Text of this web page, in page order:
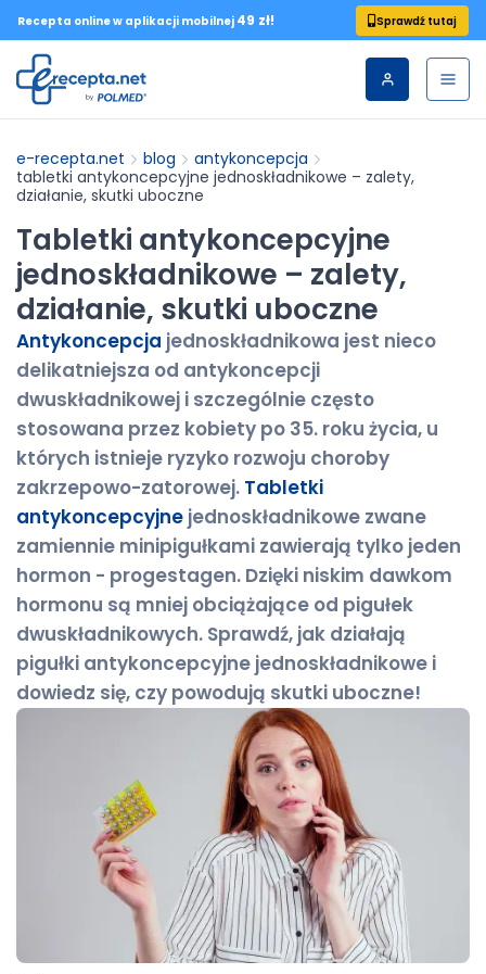
Recepta online w aplikacji mobilnej 49 zł! Sprawdź tutaj
e-recepta.net blog
antykoncepcja
tabletki antykoncepcyjne jednoskładnikowe – zalety,
działanie, skutki uboczne
Tabletki antykoncepcyjne
jednoskładnikowe – zalety,
działanie, skutki uboczne
Antykoncepcja jednoskładnikowa jest nieco
delikatniejsza od antykoncepcji
dwuskładnikowej i szczególnie często
stosowana przez kobiety po 35. roku życia, u
których istnieje ryzyko rozwoju choroby
zakrzepowo-zatorowej. Tabletki
antykoncepcyjne jednoskładnikowe zwane
zamiennie minipigułkami zawierają tylko jeden
hormon - progestagen. Dzięki niskim dawkom
hormonu są mniej obciążające od pigułek
dwuskładnikowych. Sprawdź, jak działają
pigułki antykoncepcyjne jednoskładnikowe i
dowiedz się, czy powodują skutki uboczne!